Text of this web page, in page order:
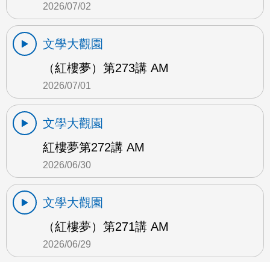
2026/07/02
文學大觀園
（紅樓夢）第273講 AM
2026/07/01
文學大觀園
紅樓夢第272講 AM
2026/06/30
文學大觀園
（紅樓夢）第271講 AM
2026/06/29